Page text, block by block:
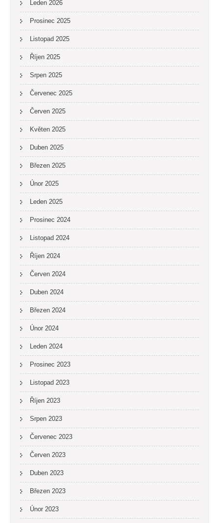
Leden 2026
Prosinec 2025
Listopad 2025
Říjen 2025
Srpen 2025
Červenec 2025
Červen 2025
Květen 2025
Duben 2025
Březen 2025
Únor 2025
Leden 2025
Prosinec 2024
Listopad 2024
Říjen 2024
Červen 2024
Duben 2024
Březen 2024
Únor 2024
Leden 2024
Prosinec 2023
Listopad 2023
Říjen 2023
Srpen 2023
Červenec 2023
Červen 2023
Duben 2023
Březen 2023
Únor 2023